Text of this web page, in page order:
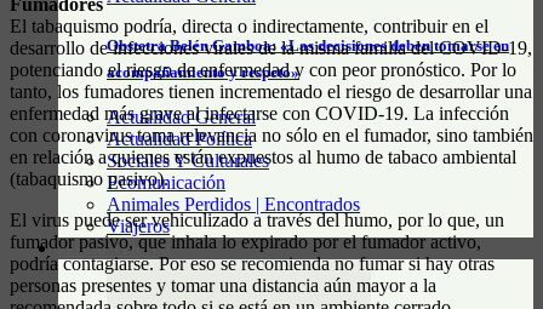
Obstetra Belén Gamboa: «Las decisiones deben tomarse en
acompañamiento y respeto»
Actualidad General
Actualidad Política
Sociales Y Culturales
Ecomunicación
Animales Perdidos | Encontrados
Viajeros
RESUMEN DIGITAL
El tabaquismo podría, directa o indirectamente, contribuir en el
desarrollo de infecciones virales de la misma familia del COVID-19,
potenciando el riesgo de enfermedad y con peor pronóstico. Por lo
tanto, los fumadores tienen incrementado el riesgo de desarrollar una
enfermedad más grave al infectarse con COVID-19. La infección
con coronavirus toma relevancia no sólo en el fumador, sino también
en relación a quienes están expuestos al humo de tabaco ambiental
(tabaquismo pasivo).
El virus puede ser vehiculizado a través del humo, por lo que, un
fumador pasivo, que inhala lo expirado por el fumador activo,
podría contagiarse. Por eso se recomienda no fumar si hay otras
personas presentes y tomar una distancia aún mayor a la